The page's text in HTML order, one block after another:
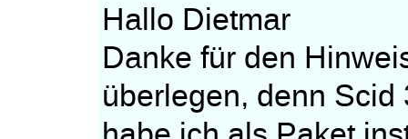
Hallo Dietmar
Danke für den
überlegen, denn Scid